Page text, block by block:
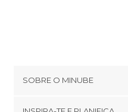
SOBRE O MINUBE